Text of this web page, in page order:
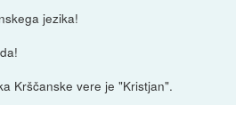
jezika!
Krščanske vere je "Kristjan".